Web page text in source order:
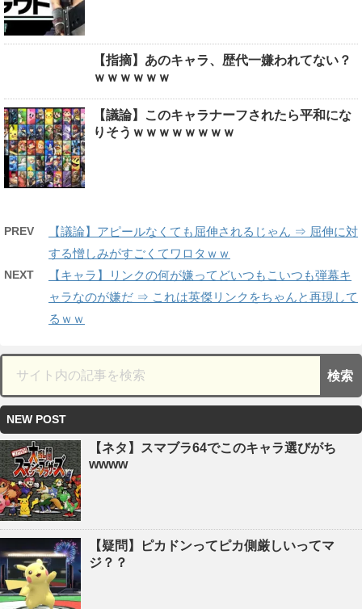
【指摘】あのキャラ、歴代一嫌われてない？
ｗｗｗｗｗｗ
【議論】このキャラナーフされたら平和にな
りそうｗｗｗｗｗｗｗｗ
PREV
【議論】アピールなくても屈伸されるじゃん ⇒ 屈伸に対
する憎しみがすごくてワロタｗｗ
NEXT
【キャラ】リンクの何が嫌ってどいつもこいつも弾幕キ
ャラなのが嫌だ ⇒ これは英傑リンクをちゃんと再現して
るｗｗ
NEW POST
【ネタ】スマブラ64でこのキャラ選びがち
wwww
【疑問】ピカドンってピカ側厳しいってマ
ジ？？